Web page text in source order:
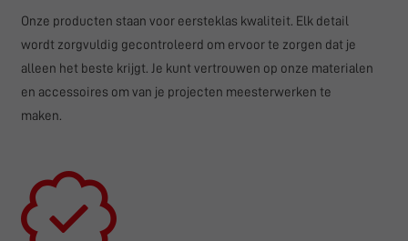
Onze producten staan voor eersteklas kwaliteit. Elk detail
wordt zorgvuldig gecontroleerd om ervoor te zorgen dat je
alleen het beste krijgt. Je kunt vertrouwen op onze materialen
en accessoires om van je projecten meesterwerken te
maken.